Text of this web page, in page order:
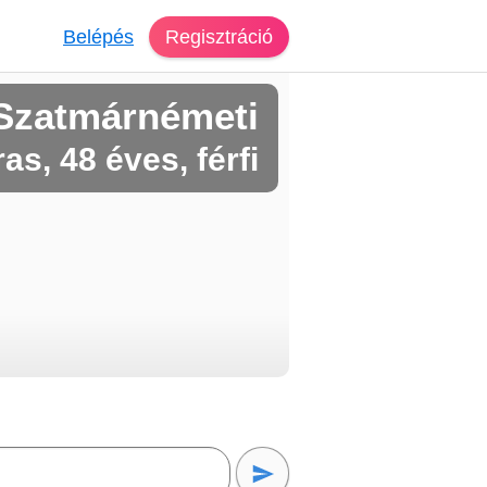
Belépés Regisztráció
48 éves, férfi